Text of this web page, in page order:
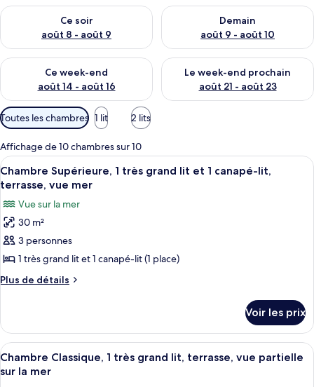
Ce soir
août 8 - août 9
Vérifier la disponibilité pour ce soir août 8 - août 9
Demain
août 9 - août 10
Vérifier la disponibilité pour
Ce week-end
août 14 - août 16
Vérifier la disponibilité pour ce week-end août 14 - août 16
Le week-end prochain
août 21 - août 23
Vérifier la disponibilité pour
Filtres
disponibles
pour
les
chambres
Toutes les chambres 1 lit 2 lits
Affichage de 10 chambres sur 10
Afficher
toutes
photos
pour
ce
type
de
Supérieure,
très
grand
Une chambre d’hôtel comprenant
10
Chambre Supérieure, 1 très grand lit et 1 canapé-lit,
terrasse, vue mer
Vue sur la mer
30 m²
3 personnes
1 très grand lit et 1 canapé-lit (1 place)
Plus de détails
Plus
le
type
de
chambre
Voir les prix
Afficher
toutes
Une chambre d’hôtel équipée d’un
10
Chambre Classique, 1 très grand lit, terrasse, vue partielle
sur la mer